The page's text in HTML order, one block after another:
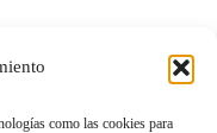
como las cookies para